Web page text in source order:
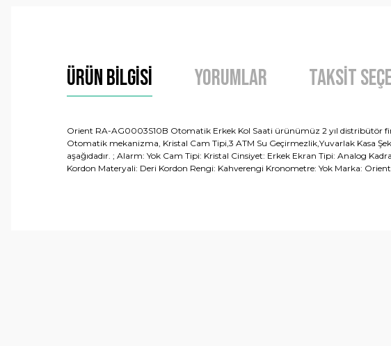
Ürün Bilgisi Yorumlar Taksit
Orient RA-AG0003S10B Otomatik Erkek Kol Saati ürünümüz 2 yıl distribütör
Otomatik mekanizma, Kristal Cam Tipi,3 ATM Su Geçirmezlik,Yuvarlak Kasa
aşağıdadır. ; Alarm: Yok Cam Tipi: Kristal Cinsiyet: Erkek Ekran Tipi: Analog
Kordon Materyali: Deri Kordon Rengi: Kahverengi Kronometre: Yok Marka: